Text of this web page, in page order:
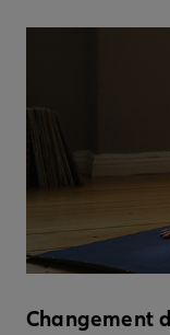
Changement